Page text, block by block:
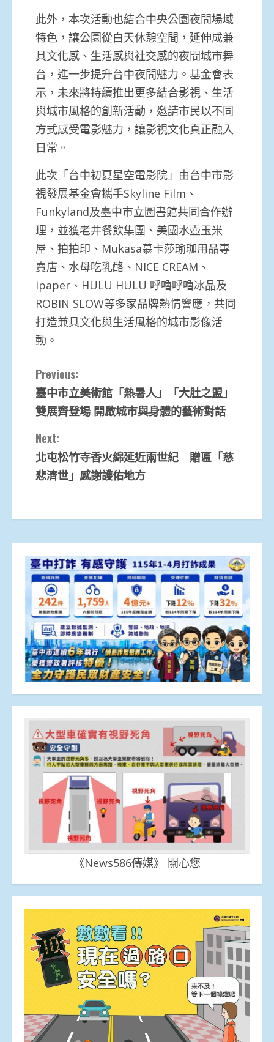
此外，本次活動也結合中央公園夜間場域
特色，讓公園從白天休憩空間，延伸成兼
具文化感、生活感與社交感的夜間城市舞
台，進一步提升台中夜間魅力。基金會表
示，未來將持續推出更多結合影視、生活
與城市風格的創新活動，邀請市民以不同
方式感受電影魅力，讓影視文化真正融入
日常。
此次「台中初夏星空電影院」由台中市影
視發展基金會攜手Skyline Film、
Funkyland及臺中市立圖書館共同合作辦
理，並獲老井餐飲集團、美國水壺玉米
屋、拍拍印、Mukasa慕卡莎瑜珈用品專
賣店、水母吃乳酪、NICE CREAM、
ipaper、HULU HULU 呼嚕呼嚕冰品及
ROBIN SLOW等多家品牌熱情響應，共同
打造兼具文化與生活風格的城市影像活
動。
Continue
Reading
Previous:
臺中市立美術館「熱暑人」「大肚之盟」
雙展齊登場 開啟城市與身體的藝術對話
Next:
北屯松竹寺香火綿延近兩世紀 贈匾「慈
悲濟世」感謝護佑地方
《News586傳媒》 關心您